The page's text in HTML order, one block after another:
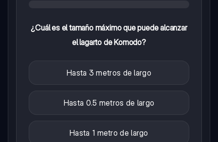
¿Cuál es el tamaño máximo que puede alcanzar
el lagarto de Komodo?
Hasta 3 metros de largo
Hasta 0.5 metros de largo
Hasta 1 metro de largo